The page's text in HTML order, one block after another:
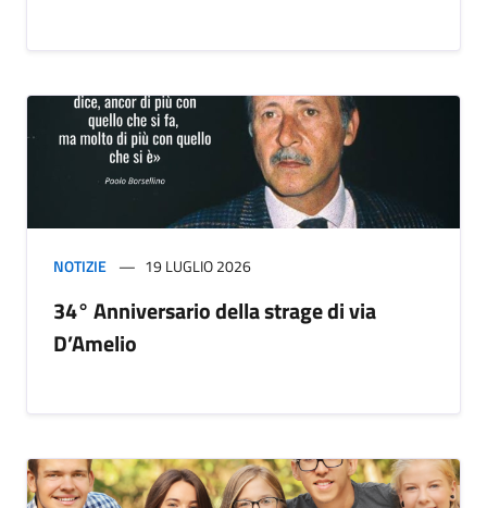
NOTIZIE 19 LUGLIO 2026
34° Anniversario della strage di via
D’Amelio